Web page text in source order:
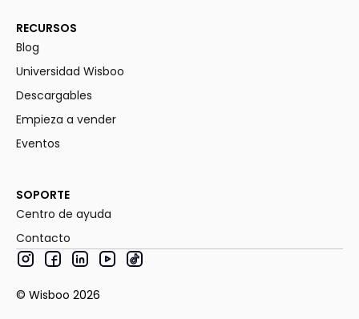
RECURSOS
Blog
Universidad Wisboo
Descargables
Empieza a vender
Eventos
SOPORTE
Centro de ayuda
Contacto
© Wisboo 2026